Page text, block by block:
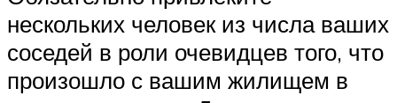
нескольких человек из числа ваших
соседей в роли очевидцев того, что
произошло с вашим жилищем в